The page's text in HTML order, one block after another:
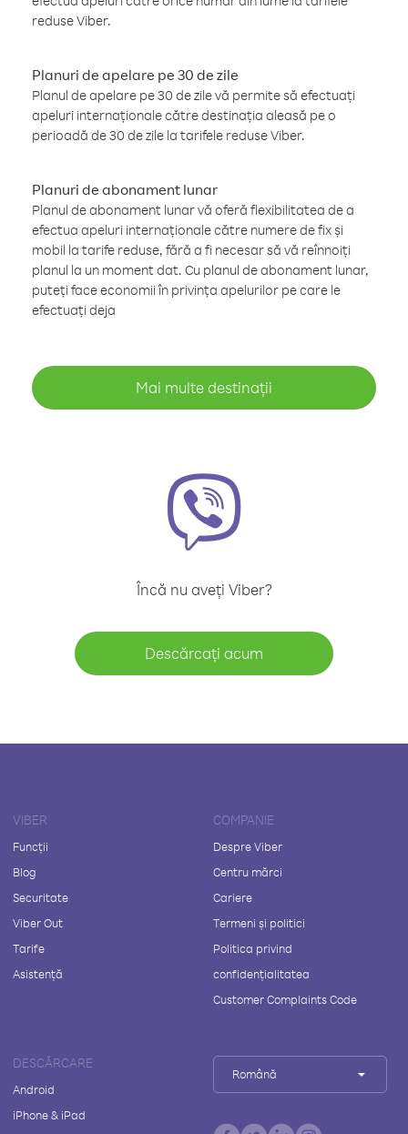
reduse Viber.
Planuri de apelare pe 30 de zile
Planul de apelare pe 30 de zile vă permite să efectuați
apeluri internaționale către destinația aleasă pe o
perioadă de 30 de zile la tarifele reduse Viber.
Planuri de abonament lunar
Planul de abonament lunar vă oferă flexibilitatea de a
efectua apeluri internaționale către numere de fix și
mobil la tarife reduse, fără a fi necesar să vă reînnoiți
planul la un moment dat. Cu planul de abonament lunar,
puteți face economii în privința apelurilor pe care le
efectuați deja
Mai multe destinații
Încă nu aveți Viber?
Descărcați acum
VIBER
Funcții
Blog
Securitate
Viber Out
Tarife
Asistență
COMPANIE
Despre Viber
Centru mărci
Cariere
Termeni și politici
Politica privind
confidențialitatea
Customer Complaints Code
DESCĂRCARE
Android
iPhone & iPad
Română